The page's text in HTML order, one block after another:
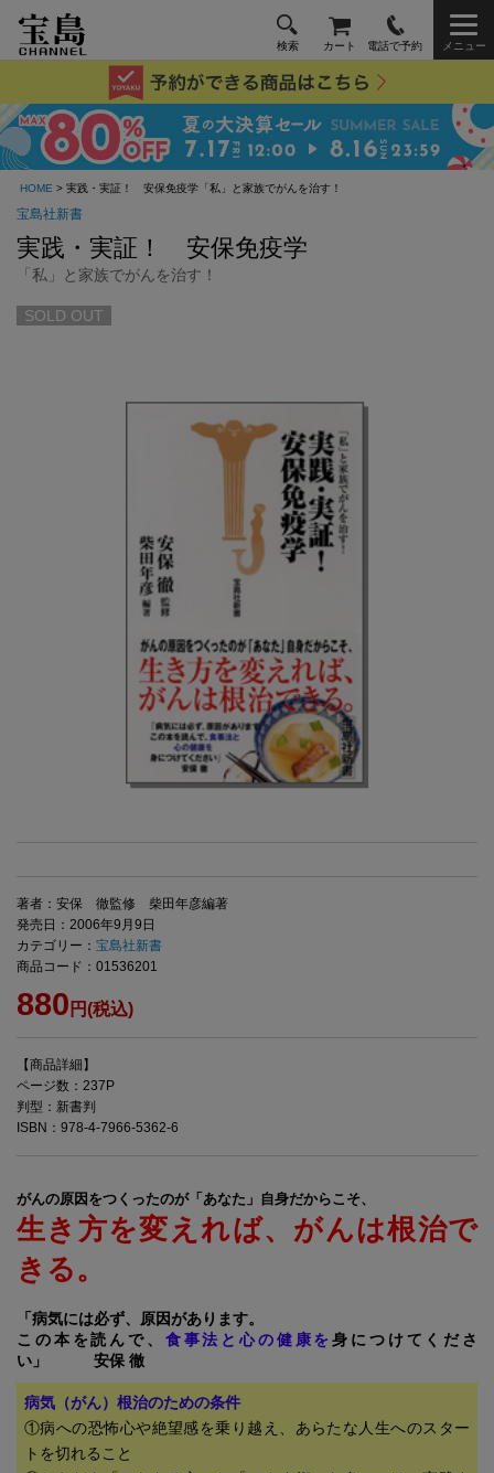
検索 カート 電話で予約 メニュー
HOME > 実践・実証！ 安保免疫学「私」と家族でがんを治す！
宝島社新書
実践・実証！ 安保免疫学
「私」と家族でがんを治す！
SOLD OUT
著者：安保 徹監修 柴田年彦編著
発売日：2006年9月9日
カテゴリー： 宝島社新書
商品コード：01536201
880 円(税込)
【商品詳細】
ページ数：237P
判型：新書判
ISBN：978-4-7966-5362-6
がんの原因をつくったのが「あなた」自身だからこそ、
生き方を変えれば、がんは根治で
きる。
「病気には必ず、原因があります。
この本を読んで、 食事法と心の健康を身につけてくださ
い」 安保 徹
病気（がん）根治のための条件
①病への恐怖心や絶望感を乗り越え、あらたな人生へのスター
トを切れること